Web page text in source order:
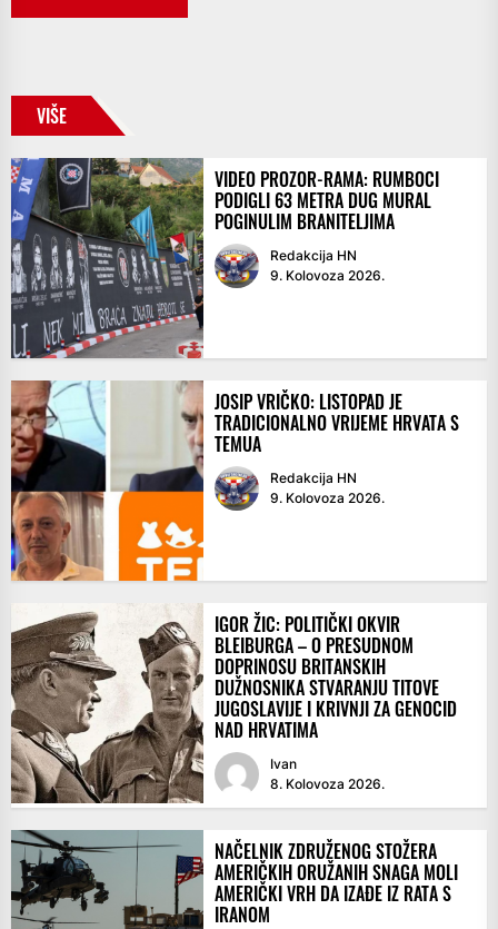
VIŠE
VIDEO PROZOR-RAMA: RUMBOCI
PODIGLI 63 METRA DUG MURAL
POGINULIM BRANITELJIMA
Redakcija HN
9. Kolovoza 2026.
JOSIP VRIČKO: LISTOPAD JE
TRADICIONALNO VRIJEME HRVATA S
TEMUA
Redakcija HN
9. Kolovoza 2026.
IGOR ŽIC: POLITIČKI OKVIR
BLEIBURGA – O PRESUDNOM
DOPRINOSU BRITANSKIH
DUŽNOSNIKA STVARANJU TITOVE
JUGOSLAVIJE I KRIVNJI ZA GENOCID
NAD HRVATIMA
Ivan
8. Kolovoza 2026.
NAČELNIK ZDRUŽENOG STOŽERA
AMERIČKIH ORUŽANIH SNAGA MOLI
AMERIČKI VRH DA IZAĐE IZ RATA S
IRANOM